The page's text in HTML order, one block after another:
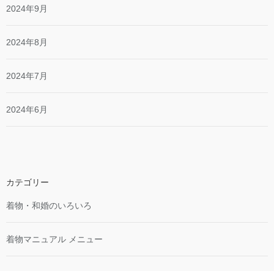
2024年9月
2024年8月
2024年7月
2024年6月
カテゴリー
着物・和婚のいろいろ
着物マニュアル メニュー